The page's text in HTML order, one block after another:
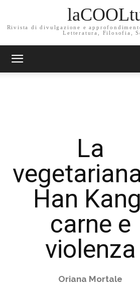
Rivista di divulgazione e
Letteratura, Filosofia,
La
Han
carne e
violenza
Oriana Mortale